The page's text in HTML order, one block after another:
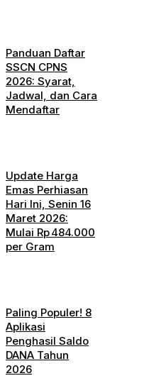
Panduan Daftar
SSCN CPNS
2026: Syarat,
Jadwal, dan Cara
Mendaftar
Update Harga
Emas Perhiasan
Hari Ini, Senin 16
Maret 2026:
Mulai Rp 484.000
per Gram
Paling Populer! 8
Aplikasi
Penghasil Saldo
DANA Tahun
2026